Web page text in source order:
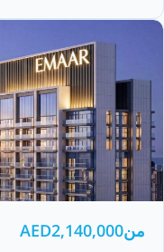
من AED2,140,000